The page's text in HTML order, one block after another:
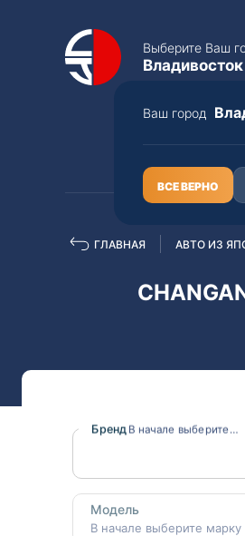
Выберите Ваш
Владивосток
Ваш город
ВСЕ ВЕРНО
Полная пошлина
Nissan
Suzuki
Mitsubishi
ГЛАВНАЯ АВТО ИЗ
Бренд В начале выберите тип ввоза
Модель
В начале выберите марку